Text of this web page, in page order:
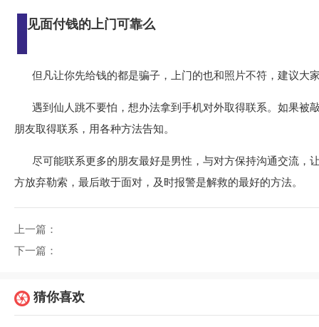
见面付钱的上门可靠么
但凡让你先给钱的都是骗子，上门的也和照片不符，建议大
遇到仙人跳不要怕，想办法拿到手机对外取得联系。如果被
朋友取得联系，用各种方法告知。
尽可能联系更多的朋友最好是男性，与对方保持沟通交流，
方放弃勒索，最后敢于面对，及时报警是解救的最好的方法。
上一篇：
下一篇：
猜你喜欢